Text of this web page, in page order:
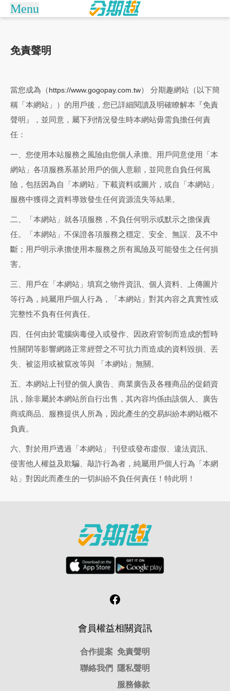
Menu
Apple訂閱制
訂單查詢/繳款
常見問題
聯絡客服
免責聲明
當您成為（https://www.gogopay.com.tw） 分期趣網站（以下簡
稱「本網站」）的用戶後，您已詳細閱讀及明確瞭解本『免責
聲明』，並同意，屬下列情況發生時本網站毋需負擔任何責
任：
一、您使用本站服務之風險由您個人承擔。用戶同意使用「本
網站」各項服務系基於用戶的個人意願，並同意自負任何風
險，包括因為自「本網站」下載資料或圖片，或自「本網站」
服務中獲得之資料導致發生任何資源流失等結果。
二、「本網站」就各項服務，不負任何明示或默示之擔保責
任。「本網站」不保證各項服務之穩定、安全、無誤、及不中
斷；用戶明示承擔使用本服務之所有風險及可能發生之任何損
害。
三、用戶在「本網站」填寫之物件資訊、個人資料、上傳圖片
等行為，純屬用戶個人行為，「本網站」對其內容之真實性或
完整性不負有任何責任。
四、任何由於電腦病毒侵入或發作、因政府管制而造成的暫時
性關閉等影響網路正常經營之不可抗力而造成的資料毀損、丟
失、被盜用或被竄改等與
「本網站」無關。
五、本網站上刊登的個人廣告、商業廣告及各種商品的促銷資
訊，除非屬於本網站所自行出售，其內容均係由該個人、廣告
商或商品、服務提供人所為，因此產生的交易糾紛本網站概不
負責。
六、對於用戶透過「本網站」
刊登或發布虛假、違法資訊、
侵害他人權益及欺騙、敲詐行為者，純屬用戶個人行為「本網
站」對因此而產生的一切糾紛不負任何責任！特此明！
會員權益
合作提案
聯絡我們
相關資訊
免責聲明
隱私聲明
服務條款